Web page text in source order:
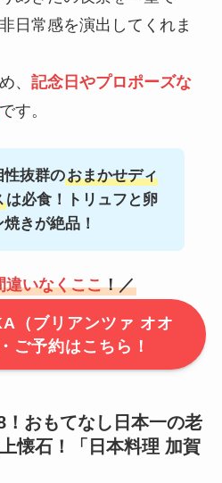
日常感を演出してくれま
、 記念日やプロポーズな
す。
性抜群のおまかせディ
は必食！トリュフと卵
きが絶品！
違いなくここ！／
（ブリアンツァ オオ
ご予約はこちら！
おもてなし日本一の老
懐石！「 日本料理 加賀